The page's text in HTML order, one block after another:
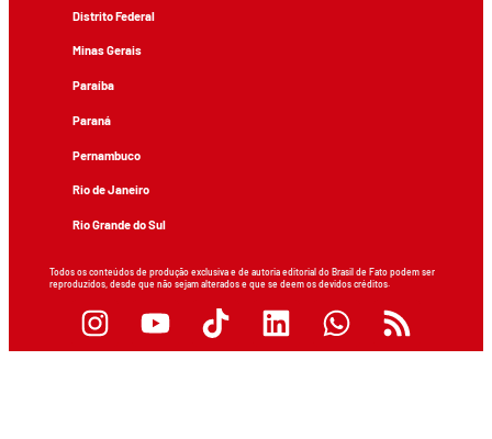
Distrito Federal
Minas Gerais
Paraíba
Paraná
Pernambuco
Rio de Janeiro
Rio Grande do Sul
Todos os conteúdos de produção exclusiva e de autoria editorial do Brasil de Fato podem ser
reproduzidos, desde que não sejam alterados e que se deem os devidos créditos.